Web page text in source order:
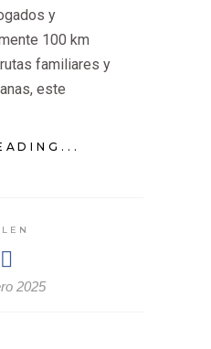
y
100 km
familiares y
este
2025